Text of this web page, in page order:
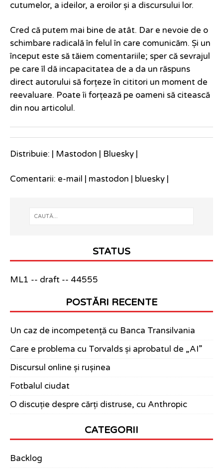
cutumelor, a ideilor, a eroilor și a discursului lor.
Cred că putem mai bine de atât. Dar e nevoie de o
schimbare radicală în felul în care comunicăm. Și un
început este să tăiem comentariile; sper că sevrajul
pe care îl dă incapacitatea de a da un răspuns
direct autorului să forțeze în cititori un moment de
reevaluare. Poate îi forțează pe oameni să citească
din nou articolul.
Distribuie: | Mastodon Bluesky
Comentarii: e-mail mastodon bluesky
STATUS
ML1 -- draft -- 44555
POSTĂRI RECENTE
Un caz de incompetență cu Banca Transilvania
Care e problema cu Torvalds și aprobatul de „AI”
Discursul online și rușinea
Fotbalul ciudat
O discuție despre cărți distruse, cu Anthropic
CATEGORII
Backlog